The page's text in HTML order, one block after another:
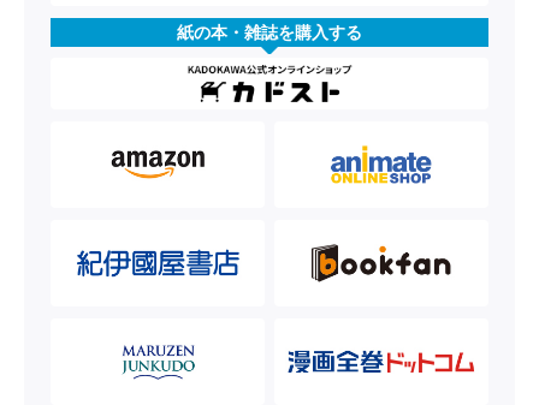
紙の本・雑誌を購入する